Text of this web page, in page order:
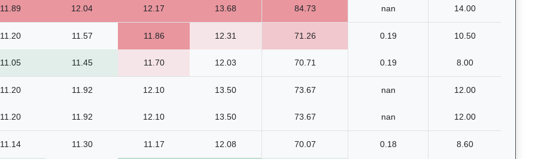
11.89 12.04 12.17 13.68 84.73 nan 14.00
11.20 11.57 11.86 12.31 71.26 0.19 10.50
11.05 11.45 11.70 12.03 70.71 0.19 8.00
11.20 11.92 12.10 13.50 73.67 nan 12.00
11.20 11.92 12.10 13.50 73.67 nan 12.00
11.14 11.30 11.17 12.08 70.07 0.18 8.60